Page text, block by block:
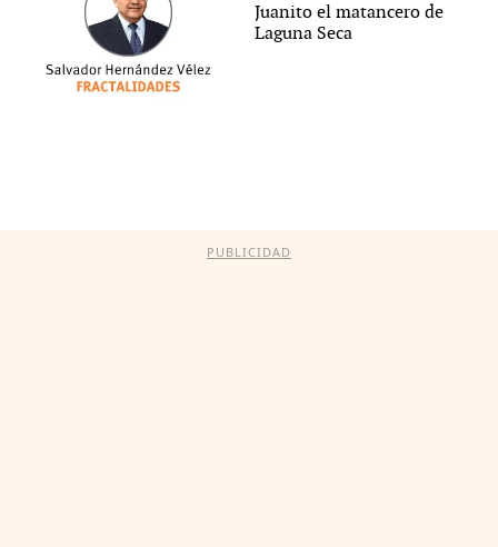
Juanito el matancero de
Laguna Seca
PUBLICIDAD